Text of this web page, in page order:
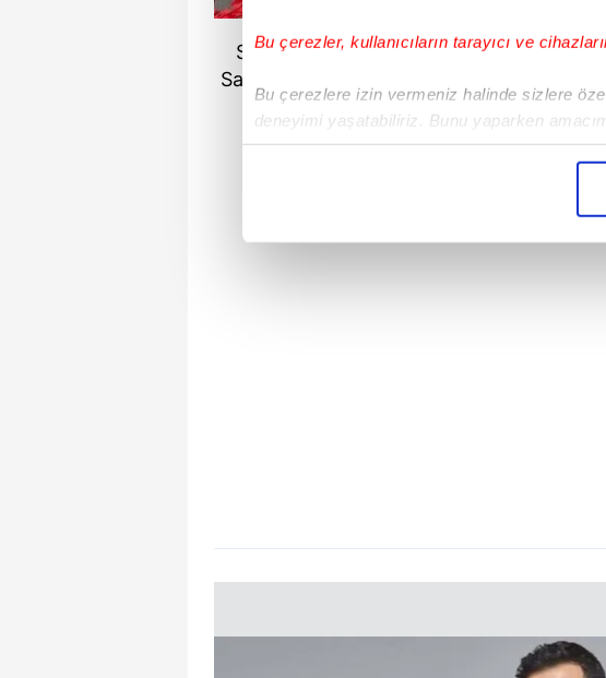
Bu çerezler, kullanıcıların tarayıcı ve
Bu çerezlere izin vermeniz halinde sizlere
deneyimi yaşatabiliriz. Bunu yaparken
içerikleri sunabilmek adına elimizden gelen
Sinan Engin ile yaptığı evlilikten
Sayan, eşinin gözünden sakladığı oğlunu